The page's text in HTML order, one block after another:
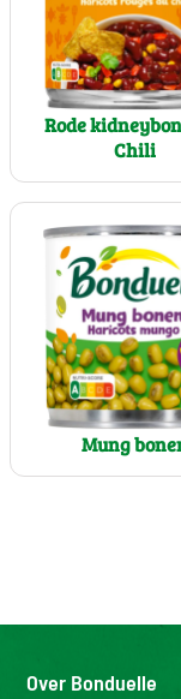
Rode
Chili
Mung
Over Bonduelle